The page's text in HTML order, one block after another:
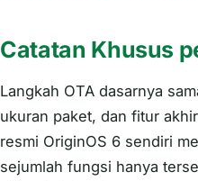
Catatan Khusus
Langkah OTA dasarnya
ukuran paket, dan fitur
resmi OriginOS 6 sendiri
sejumlah fungsi hanya